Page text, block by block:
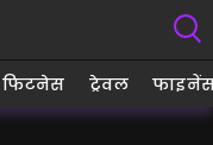
फिटनेस ट्रेवल